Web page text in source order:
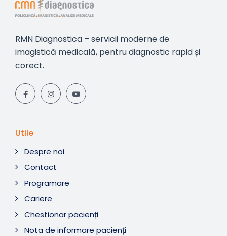
RMN Diagnostica – servicii moderne de
imagistică medicală, pentru diagnostic rapid și
corect.
Utile
Despre noi
Contact
Programare
Cariere
Chestionar pacienți
Nota de informare pacienți